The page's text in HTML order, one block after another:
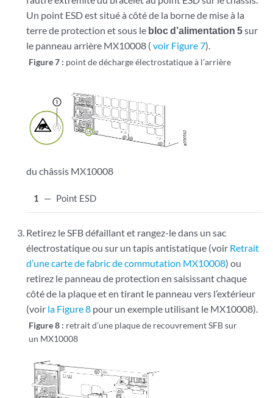
Un point ESD est situé à côté de la borne de mise à la
terre de protection et sous le bloc d’alimentation 5sur
le panneau arrière MX10008 (voir Figure 7).
Figure 7 : point de décharge électrostatique à l’arrière
du châssis MX10008
1 — Point ESD
Retirez le SFB défaillant et rangez-le dans un sac
électrostatique ou sur un tapis antistatique (voir Retrait
d’une carte de fabric de commutation MX10008) ou
retirez le panneau de protection en saisissant chaque
côté de la plaque et en tirant le panneau vers l’extérieur
(voir la Figure 8 pour un exemple utilisant le MX10008).
Figure 8 : retrait d’une plaque de recouvrement SFB sur
un MX10008